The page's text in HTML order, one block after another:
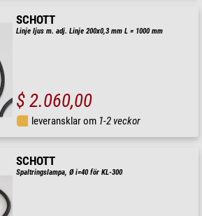
SCHOTT
Linje ljus m. adj. Linje 200x0,3 mm L = 1000 mm
$ 2.060,00
leveransklar om 1-2 veckor
SCHOTT
Spaltringslampa, Ø i=40 för KL-300